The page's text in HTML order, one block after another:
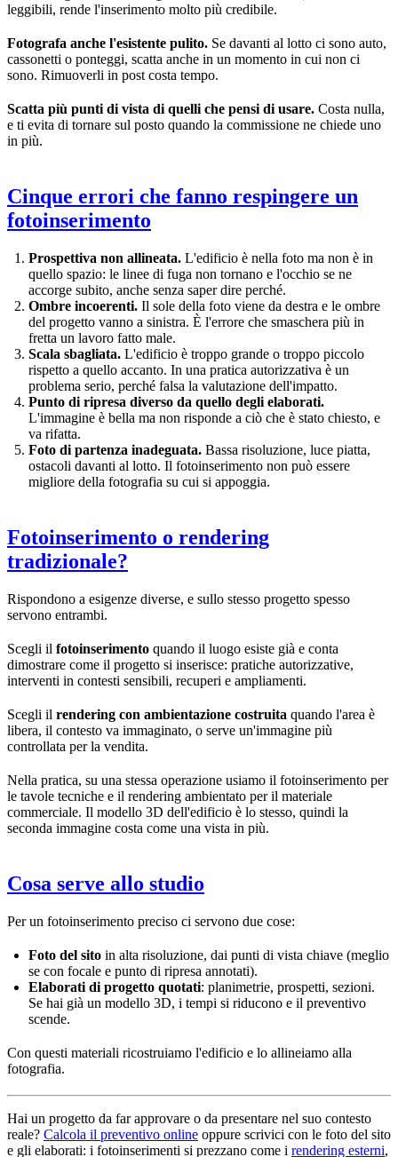
leggibili, rende l'inserimento molto più credibile.
Fotografa anche l'esistente pulito. Se davanti al lotto ci sono auto,
cassonetti o ponteggi, scatta anche in un momento in cui non ci
sono. Rimuoverli in post costa tempo.
Scatta più punti di vista di quelli che pensi di usare. Costa nulla,
e ti evita di tornare sul posto quando la commissione ne chiede uno
in più.
Cinque errori che fanno respingere un
fotoinserimento
Prospettiva non allineata. L'edificio è nella foto ma non è in
quello spazio: le linee di fuga non tornano e l'occhio se ne
accorge subito, anche senza saper dire perché.
Ombre incoerenti. Il sole della foto viene da destra e le ombre
del progetto vanno a sinistra. È l'errore che smaschera più in
fretta un lavoro fatto male.
Scala sbagliata. L'edificio è troppo grande o troppo piccolo
rispetto a quello accanto. In una pratica autorizzativa è un
problema serio, perché falsa la valutazione dell'impatto.
Punto di ripresa diverso da quello degli elaborati.
L'immagine è bella ma non risponde a ciò che è stato chiesto, e
va rifatta.
Foto di partenza inadeguata. Bassa risoluzione, luce piatta,
ostacoli davanti al lotto. Il fotoinserimento non può essere
migliore della fotografia su cui si appoggia.
Fotoinserimento o rendering
tradizionale?
Rispondono a esigenze diverse, e sullo stesso progetto spesso
servono entrambi.
Scegli il fotoinserimento quando il luogo esiste già e conta
dimostrare come il progetto si inserisce: pratiche autorizzative,
interventi in contesti sensibili, recuperi e ampliamenti.
Scegli il rendering con ambientazione costruita quando l'area è
libera, il contesto va immaginato, o serve un'immagine più
controllata per la vendita.
Nella pratica, su una stessa operazione usiamo il fotoinserimento per
le tavole tecniche e il rendering ambientato per il materiale
commerciale. Il modello 3D dell'edificio è lo stesso, quindi la
seconda immagine costa come una vista in più.
Cosa serve allo studio
Per un fotoinserimento preciso ci servono due cose:
Foto del sito in alta risoluzione, dai punti di vista chiave (meglio
se con focale e punto di ripresa annotati).
Elaborati di progetto quotati: planimetrie, prospetti, sezioni.
Se hai già un modello 3D, i tempi si riducono e il preventivo
scende.
Con questi materiali ricostruiamo l'edificio e lo allineiamo alla
fotografia.
Hai un progetto da far approvare o da presentare nel suo contesto
reale? Calcola il preventivo online oppure scrivici con le foto del sito
e gli elaborati: i fotoinserimenti si prezzano come i rendering esterni,